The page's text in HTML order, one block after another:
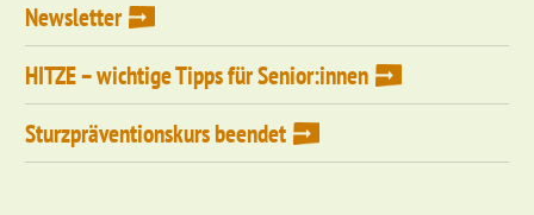
Newsletter
HITZE – wichtige Tipps für Senior:innen
Sturzpräventionskurs beendet